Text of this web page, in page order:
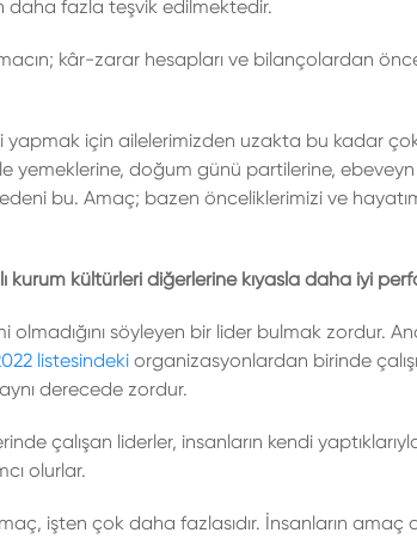
daha fazla teşvik edilmektedir.
kâr-zarar hesapları ve bilançolardan
yapmak için ailelerimizden uzakta bu kadar
yemeklerine, doğum günü partilerine,
bu. Amaç; bazen önceliklerimizi ve
kurum kültürleri diğerlerine kıyasla daha iyi
olmadığını söyleyen bir lider bulmak zordur.
listesindeki organizasyonlardan birinde
derecede zordur.
çalışan liderler, insanların kendi
olurlar.
işten çok daha fazlasıdır. İnsanların